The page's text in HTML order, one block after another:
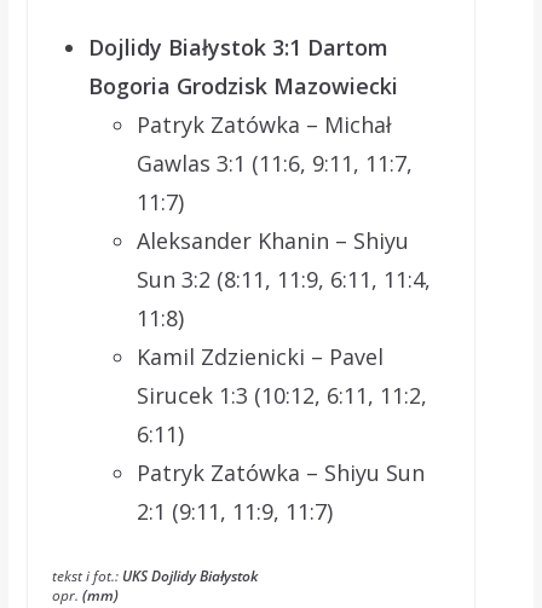
Dojlidy Białystok 3:1 Dartom
Bogoria Grodzisk Mazowiecki
Patryk Zatówka – Michał
Gawlas 3:1 (11:6, 9:11, 11:7,
11:7)
Aleksander Khanin – Shiyu
Sun 3:2 (8:11, 11:9, 6:11, 11:4,
11:8)
Kamil Zdzienicki – Pavel
Sirucek 1:3 (10:12, 6:11, 11:2,
6:11)
Patryk Zatówka – Shiyu Sun
2:1 (9:11, 11:9, 11:7)
tekst i fot.: UKS Dojlidy Białystok
opr. (mm)